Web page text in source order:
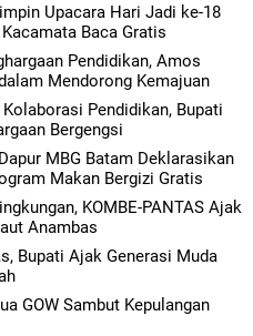
Upacara Hari Jadi ke-18
Baca Gratis
Pendidikan, Amos
Mendorong Kemajuan
Pendidikan, Bupati
Bergengsi
MBG Batam Deklarasikan
Makan Bergizi Gratis
KOMBE-PANTAS Ajak
Anambas
Bupati Ajak Generasi Muda
GOW Sambut Kepulangan